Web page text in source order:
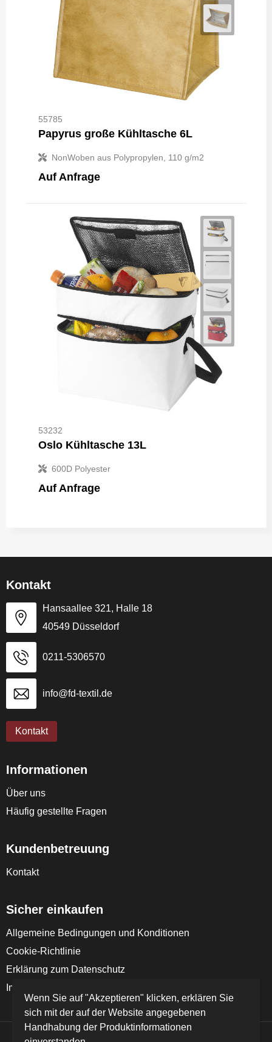
55785
Papyrus große Kühltasche 6L
NonWoben aus Polypropylen, 110 g/m2
Auf Anfrage
53232
Oslo Kühltasche 13L
600D Polyester
Auf Anfrage
Kontakt
Hansaallee 321, Halle 18
40549 Düsseldorf
0211-5306570
info@fd-textil.de
Kontakt
Informationen
Über uns
Häufig gestellte Fragen
Kundenbetreuung
Kontakt
Sicher einkaufen
Allgemeine Bedingungen und Konditionen
Cookie-Richtlinie
Erklärung zum Datenschutz
Impressum
Wenn Sie auf "Akzeptieren" klicken, erklären Sie
sich mit der auf der Website angegebenen
Handhabung der Produktinformationen